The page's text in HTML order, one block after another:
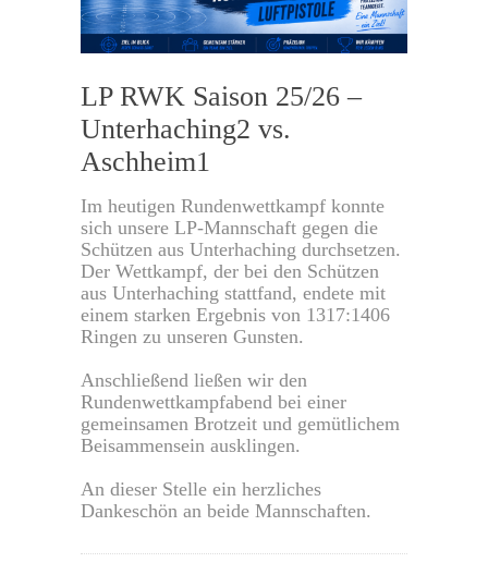
LP RWK Saison 25/26 –
Unterhaching2 vs.
Aschheim1
Im heutigen Rundenwettkampf konnte
sich unsere LP-Mannschaft gegen die
Schützen aus Unterhaching durchsetzen.
Der Wettkampf, der bei den Schützen
aus Unterhaching stattfand, endete mit
einem starken Ergebnis von 1317:1406
Ringen zu unseren Gunsten.
Anschließend ließen wir den
Rundenwettkampfabend bei einer
gemeinsamen Brotzeit und gemütlichem
Beisammensein ausklingen.
An dieser Stelle ein herzliches
Dankeschön an beide Mannschaften.